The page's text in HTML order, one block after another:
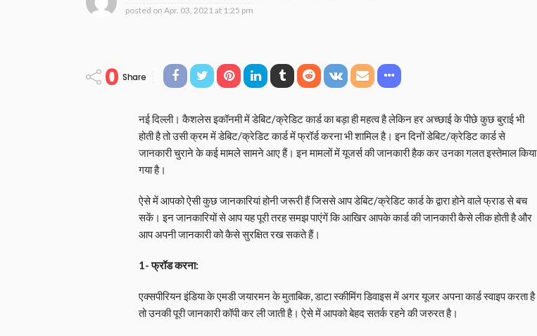
posted on Apr. 03, 2021 at 1:25 pm
0 Share
नई दिल्ली। कैशलेस इकॉनमी में डेबिट/क्रेडिट कार्ड का बड़ा ही महत्‍व है लेकिन हर अच्‍छाई के पीछे कुछ बुराई भी
होती है तो उसी क्रम में डेबिट/क्रेडिट कार्ड में फ्रॉर्ड करना भी शामिल है। इन दिनों डेबिट/क्रेडिट कार्ड से
जानकारी चुराने के कई मामले सामने आए हैं। इन मामलों में यूजर्स की जानकारी हैक कर उनका गलत इस्तेमाल किया
गया है।
ऐसे में आपको ऐसी कुछ जानकारियां होनी जरूरी हैं जिससे आप डेबिट/क्रेडिट कार्ड के द्वारा होने वाले फ्राड से बच
सकें। इन जानकारियों से आप यह पूरी तरह समझ पाएंगें कि आखिर आपके कार्ड की जानकारी कैसे लीक होती है और
आप अपनी जानकारी को कैसे सुरक्षित रख सकते हैं।
1- फ्रॉड करना:
एक्सपीरियन इंडिया के एमडी जयारमन के मुताबिक, डाटा स्कीमिंग डिवाइस में अगर यूजर अपना कार्ड स्वाइप करता है
तो उनकी पूरी जानकारी कॉपी कर ली जाती है। ऐसे में आपको बेहद सतर्क रहने की जरुरत है।